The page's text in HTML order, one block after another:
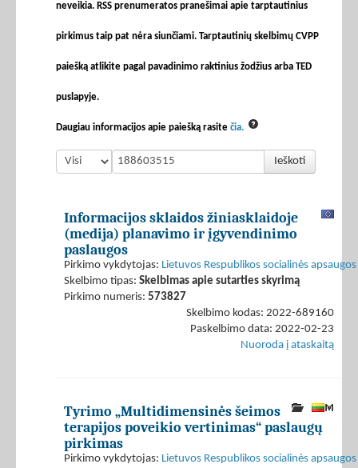
neveikia. RSS prenumeratos pranešimai apie tarptautinius
pirkimus taip pat nėra siunčiami. Tarptautinių skelbimų CVPP
paiešką atlikite pagal pavadinimo raktinius žodžius arba TED
puslapyje.
Daugiau informacijos apie paiešką rasite čia.
Ieškoti
Informacijos sklaidos žiniasklaidoje
(medija) planavimo ir įgyvendinimo
paslaugos
Pirkimo vykdytojas: Lietuvos Respublikos socialinės
Skelbimo tipas: Skelbimas apie sutarties skyrimą
Pirkimo numeris: 573827
Skelbimo kodas: 2022-689160
Paskelbimo data: 2022-02-23
Nuoroda į ataskaitą
Tyrimo „Multidimensinės šeimos
terapijos poveikio vertinimas“ paslaugų
pirkimas
Pirkimo vykdytojas: Lietuvos Respublikos socialinės